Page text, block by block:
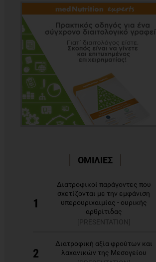
ΟΜΙΛΙΕΣ
1
Διατροφικοί παράγοντες που
σχετίζονται με την εμφάνιση
υπερουριχαιμίας - ουρικής
αρθρίτιδας
[PRESENTATION]
2
Διατροφική αξία φρούτων και
λαχανικών της Μεσογείου